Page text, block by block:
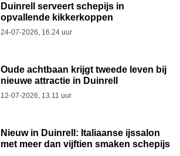
Duinrell serveert schepijs in
opvallende kikkerkoppen
24-07-2026, 16.24 uur
Oude achtbaan krijgt tweede leven bij
nieuwe attractie in Duinrell
12-07-2026, 13.11 uur
Nieuw in Duinrell: Italiaanse ijssalon
met meer dan vijftien smaken schepijs